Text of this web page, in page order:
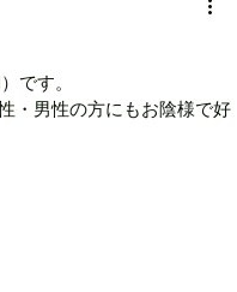
インスタグ
ドライ対策
です。
・男性の方にもお陰様で好